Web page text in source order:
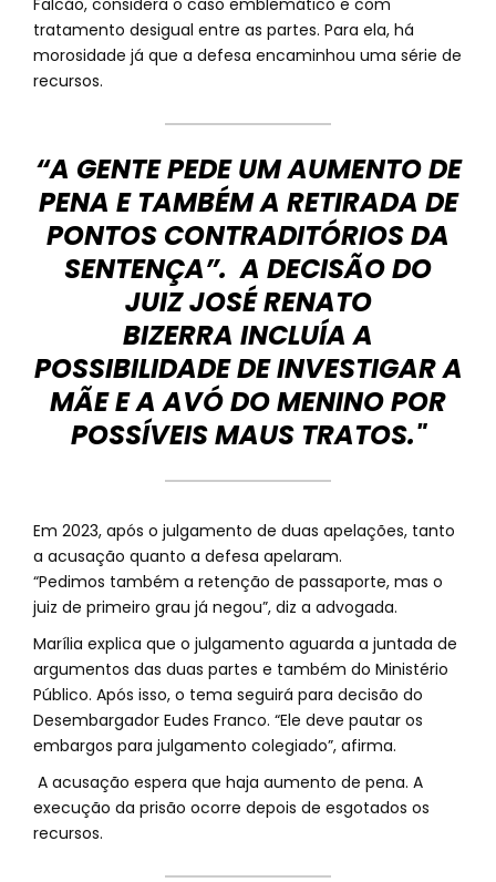
Falcão, considera o caso emblemático e com
tratamento desigual entre as partes. Para ela, há
morosidade já que a defesa encaminhou uma série de
recursos.
“A GENTE PEDE UM AUMENTO DE
PENA E TAMBÉM A RETIRADA DE
PONTOS CONTRADITÓRIOS DA
SENTENÇA”. A DECISÃO DO
JUIZ JOSÉ RENATO
BIZERRA INCLUÍA A
POSSIBILIDADE DE INVESTIGAR A
MÃE E A AVÓ DO MENINO POR
POSSÍVEIS MAUS TRATOS."
Em 2023, após o julgamento de duas apelações, tanto
a acusação quanto a defesa apelaram.
“Pedimos também a retenção de passaporte, mas o
juiz de primeiro grau já negou”, diz a advogada.
Marília explica que o julgamento aguarda a juntada de
argumentos das duas partes e também do Ministério
Público. Após isso, o tema seguirá para decisão do
Desembargador Eudes Franco. “Ele deve pautar os
embargos para julgamento colegiado”, afirma.
A acusação espera que haja aumento de pena. A
execução da prisão ocorre depois de esgotados os
recursos.